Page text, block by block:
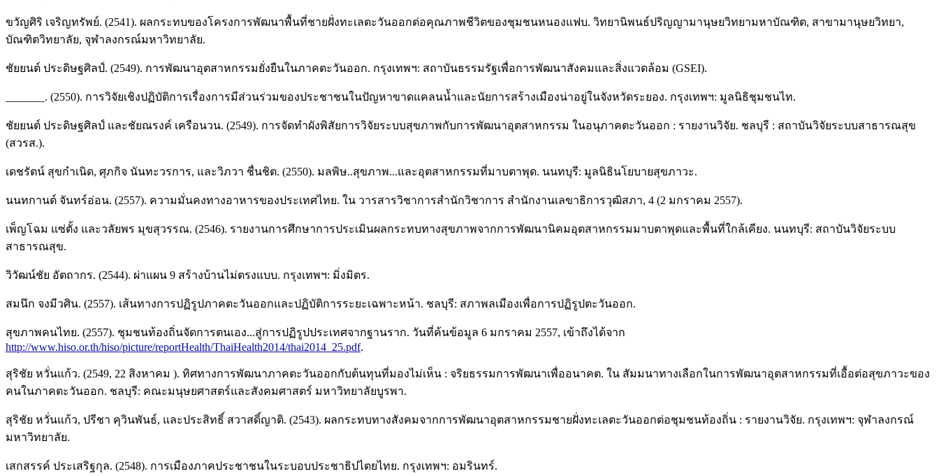
ขวัญศิริ เจริญทรัพย์. (2541). ผลกระทบของโครงการพัฒนาพื้นที่ชายฝั่งทะเลตะวันออกต่อคุณภาพชีวิตของชุมชนหนองแฟบ. วิทยานิพนธ์ปริญญามานุษยวิทยามหาบัณฑิต, สาขามานุษยวิทยา,
บัณฑิตวิทยาลัย, จุฬาลงกรณ์มหาวิทยาลัย.
ชัยยนต์ ประดิษฐศิลป์. (2549). การพัฒนาอุตสาหกรรมยั่งยืนในภาคตะวันออก. กรุงเทพฯ: สถาบันธรรมรัฐเพื่อการพัฒนาสังคมและสิ่งแวดล้อม (GSEI).
_______. (2550). การวิจัยเชิงปฏิบัติการเรื่องการมีส่วนร่วมของประชาชนในปัญหาขาดแคลนน้ำและนัยการสร้างเมืองน่าอยู่ในจังหวัดระยอง. กรุงเทพฯ: มูลนิธิชุมชนไท.
ชัยยนต์ ประดิษฐศิลป์ และชัยณรงค์ เครือนวน. (2549). การจัดทำผังพิสัยการวิจัยระบบสุขภาพกับการพัฒนาอุตสาหกรรม ในอนุภาคตะวันออก : รายงานวิจัย. ชลบุรี : สถาบันวิจัยระบบสาธารณสุข
(สวรส.).
เดชรัตน์ สุขกำเนิด, ศุภกิจ นันทะวรการ, และวิภวา ชื่นชิต. (2550). มลพิษ..สุขภาพ...และอุตสาหกรรมที่มาบตาพุด. นนทบุรี: มูลนิธินโยบายสุขภาวะ.
นนทกานต์ จันทร์อ่อน. (2557). ความมั่นคงทางอาหารของประเทศไทย. ใน วารสารวิชาการสำนักวิชาการ สำนักงานเลขาธิการวุฒิสภา, 4 (2 มกราคม 2557).
เพ็ญโฉม แซ่ตั้ง และวลัยพร มุขสุวรรณ. (2546). รายงานการศึกษาการประเมินผลกระทบทางสุขภาพจากการพัฒนานิคมอุตสาหกรรมมาบตาพุดและพื้นที่ใกล้เคียง. นนทบุรี: สถาบันวิจัยระบบ
สาธารณสุข.
วิวัฒน์ชัย อัตถากร. (2544). ผ่าแผน 9 สร้างบ้านไม่ตรงแบบ. กรุงเทพฯ: มิ่งมิตร.
สมนึก จงมีวศิน. (2557). เส้นทางการปฏิรูปภาคตะวันออกและปฏิบัติการระยะเฉพาะหน้า. ชลบุรี: สภาพลเมืองเพื่อการปฏิรูปตะวันออก.
สุขภาพคนไทย. (2557). ชุมชนท้องถิ่นจัดการตนเอง...สู่การปฏิรูปประเทศจากฐานราก. วันที่ค้นข้อมูล 6 มกราคม 2557, เข้าถึงได้จาก
http://www.hiso.or.th/hiso/picture/reportHealth/ThaiHealth2014/thai2014_25.pdf.
สุริชัย หวั่นแก้ว. (2549, 22 สิงหาคม ). ทิศทางการพัฒนาภาคตะวันออกกับต้นทุนที่มองไม่เห็น : จริยธรรมการพัฒนาเพื่ออนาคต. ใน สัมมนาทางเลือกในการพัฒนาอุตสาหกรรมที่เอื้อต่อสุขภาวะของ
คนในภาคตะวันออก. ชลบุรี: คณะมนุษยศาสตร์และสังคมศาสตร์ มหาวิทยาลัยบูรพา.
สุริชัย หวั่นแก้ว, ปรีชา คุวินพันธ์, และประสิทธิ์ สวาสดิ์ญาติ. (2543). ผลกระทบทางสังคมจากการพัฒนาอุตสาหกรรมชายฝั่งทะเลตะวันออกต่อชุมชนท้องถิ่น : รายงานวิจัย. กรุงเทพฯ: จุฬาลงกรณ์
มหาวิทยาลัย.
เสกสรรค์ ประเสริฐกุล. (2548). การเมืองภาคประชาชนในระบอบประชาธิปไตยไทย. กรุงเทพฯ: อมรินทร์.